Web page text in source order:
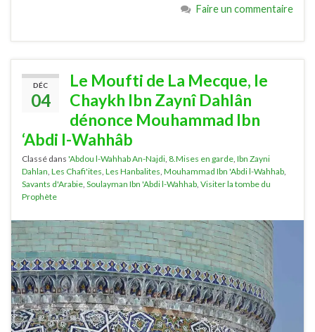
Faire un commentaire
DÉC
04
Le Moufti de La Mecque, le
Chaykh Ibn Zaynî Dahlân
dénonce Mouhammad Ibn
‘Abdi l-Wahhâb
Classé dans 'Abdou l-Wahhab An-Najdi 8.Mises en garde Ibn Zayni
Dahlan Les Chafi'ites Les Hanbalites Mouhammad Ibn 'Abdi l-Wahhab
Savants d'Arabie Soulayman Ibn 'Abdi l-Wahhab Visiter la tombe du
Prophète